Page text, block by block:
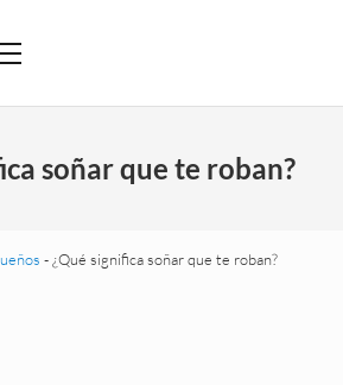
Menu
soñar que te roban?
-¿Qué significa soñar que te roban?